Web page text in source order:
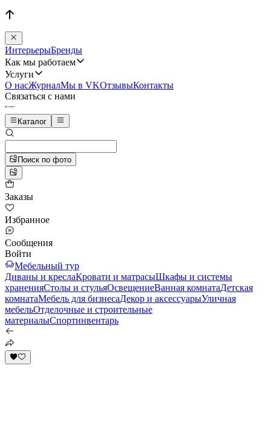
ИнтерьерыБренды
Как мы работаем
Услуги
О насЖурналМы в VKОтзывыКонтакты
Связаться с нами
Каталог
Поиск по фото
Заказы
Избранное
Сообщения
Войти
Мебельный тур
Диваны и креслаКровати и матрасыШкафы и системы
храненияСтолы и стульяОсвещениеВанная комнатаДетская
комнатаМебель для бизнесаДекор и аксессуарыУличная
мебельОтделочные и строительные
материалыСпортинвентарь